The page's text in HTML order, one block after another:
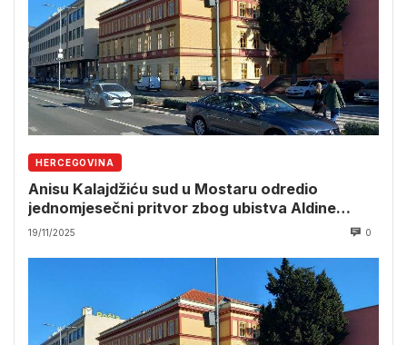
HERCEGOVINA
Anisu Kalajdžiću sud u Mostaru odredio
jednomjesečni pritvor zbog ubistva Aldine
Jahić
19/11/2025 0